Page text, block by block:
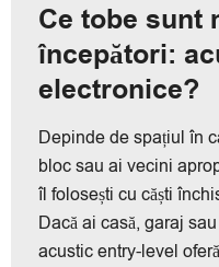
Ce tobe sunt
începători:
electronice?
Depinde de spațiul în
bloc sau ai vecini
îl folosești cu căști
Dacă ai casă, garaj
acustic entry-level